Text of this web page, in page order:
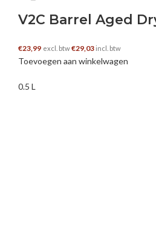
V2C Barrel Aged
€23,99 excl. btw€29,03 incl. btw
Toevoegen aan winkelwagen
0.5 L